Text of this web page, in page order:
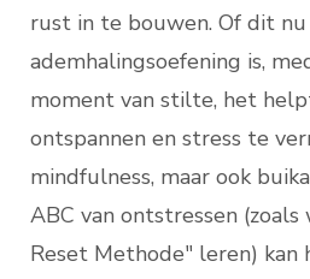
rust in te bouwen. Of dit nu
ademhalingsoefening is,
moment van stilte, het
ontspannen en stress te
mindfulness, maar ook
ABC van ontstressen
Reset Methode" leren) kan